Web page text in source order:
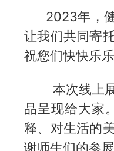
2023年，健
让我们共同寄
祝您们快快乐
本次线上展
品呈现给大家
释、对生活的
谢师生们的参展